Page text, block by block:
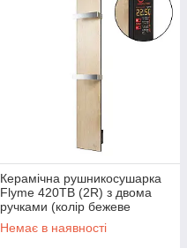
Керамічна рушникосушарка
Flyme 420ТB (2R) з двома
ручками (колір бежеве
дерево)
Немає в наявності